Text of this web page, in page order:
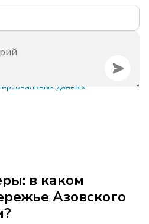
данных
в каком
Азовского